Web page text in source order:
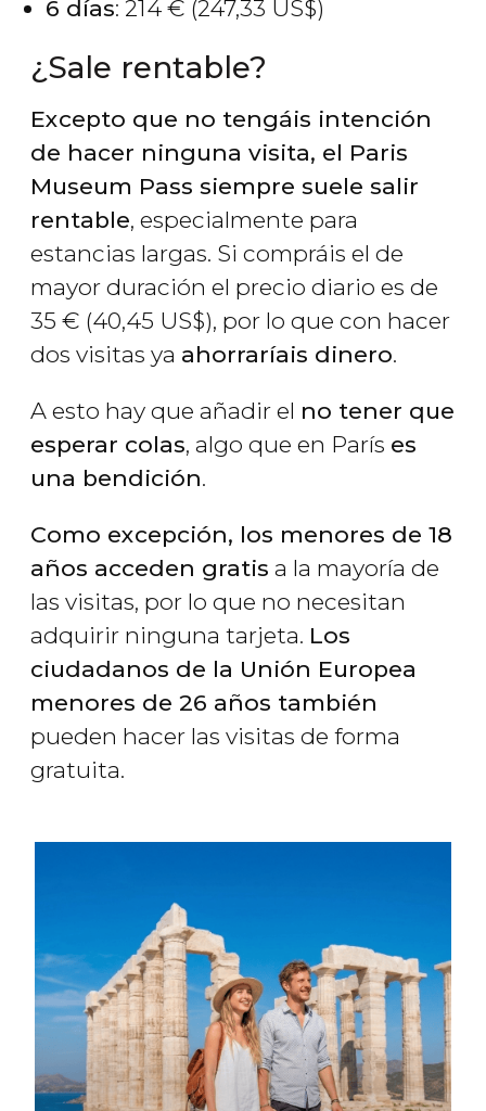
6 días: 214 € (247,33 US$)
¿Sale rentable?
Excepto que no tengáis intención
de hacer ninguna visita, el Paris
Museum Pass siempre suele salir
rentable, especialmente para
estancias largas. Si compráis el de
mayor duración el precio diario es de
35 € (40,45 US$), por lo que con hacer
dos visitas ya ahorraríais dinero.
A esto hay que añadir el no tener que
esperar colas, algo que en París es
una bendición.
Como excepción, los menores de 18
años acceden gratis a la mayoría de
las visitas, por lo que no necesitan
adquirir ninguna tarjeta. Los
ciudadanos de la Unión Europea
menores de 26 años también
pueden hacer las visitas de forma
gratuita.